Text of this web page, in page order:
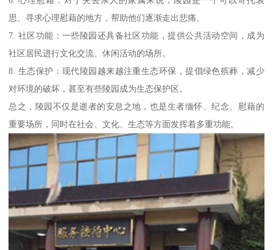
思、寻求心理慰藉的地方，帮助他们逐渐走出悲痛。
7. 社区功能：一些陵园还具备社区功能，提供公共活动空间，成为
社区居民进行文化交流、休闲活动的场所。
8. 生态保护：现代陵园越来越注重生态环保，提倡绿色殡葬，减少
对环境的破坏，甚至有些陵园成为生态保护区。
总之，陵园不仅是逝者的安息之地，也是生者缅怀、纪念、慰藉的
重要场所，同时在社会、文化、生态等方面发挥着多重功能。